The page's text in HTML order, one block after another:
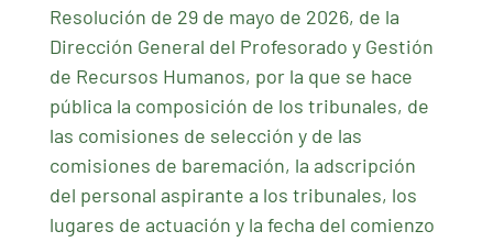
Resolución de 29 de mayo de 2026, de la
Dirección General del Profesorado y Gestión
de Recursos Humanos, por la que se hace
pública la composición de los tribunales, de
las comisiones de selección y de las
comisiones de baremación, la adscripción
del personal aspirante a los tribunales, los
lugares de actuación y la fecha del comienzo